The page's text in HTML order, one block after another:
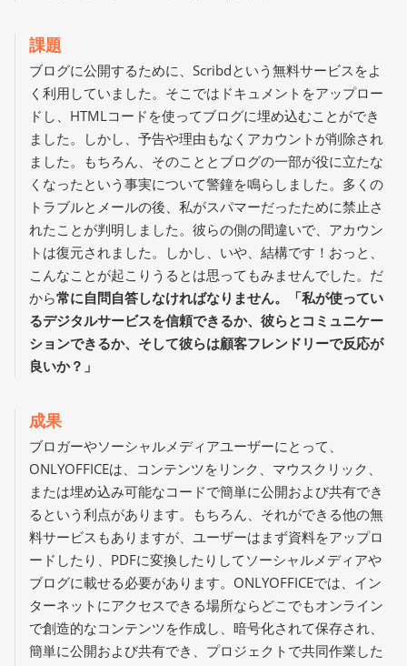
課題
ブログに公開するために、Scribdという無料サービスをよ
く利用していました。そこではドキュメントをアップロー
ドし、HTMLコードを使ってブログに埋め込むことができ
ました。しかし、予告や理由もなくアカウントが削除され
ました。もちろん、そのこととブログの一部が役に立たな
くなったという事実について警鐘を鳴らしました。多くの
トラブルとメールの後、私がスパマーだったために禁止さ
れたことが判明しました。彼らの側の間違いで、アカウン
トは復元されました。しかし、いや、結構です！おっと、
こんなことが起こりうるとは思ってもみませんでした。だ
から常に自問自答しなければなりません。「私が使ってい
るデジタルサービスを信頼できるか、彼らとコミュニケー
ションできるか、そして彼らは顧客フレンドリーで反応が
良いか？」
成果
ブロガーやソーシャルメディアユーザーにとって、
ONLYOFFICEは、コンテンツをリンク、マウスクリック、
または埋め込み可能なコードで簡単に公開および共有でき
るという利点があります。もちろん、それができる他の無
料サービスもありますが、ユーザーはまず資料をアップロ
ードしたり、PDFに変換したりしてソーシャルメディアや
ブログに載せる必要があります。ONLYOFFICEでは、イン
ターネットにアクセスできる場所ならどこでもオンライン
で創造的なコンテンツを作成し、暗号化されて保存され、
簡単に公開および共有でき、プロジェクトで共同作業した